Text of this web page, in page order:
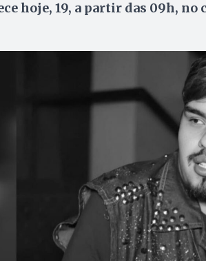
hoje, 19, a partir das 09h,